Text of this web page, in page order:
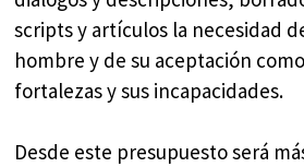
scripts y artículos la necesidad
hombre y de su aceptación
fortalezas y sus incapacidades.
Desde este presupuesto será